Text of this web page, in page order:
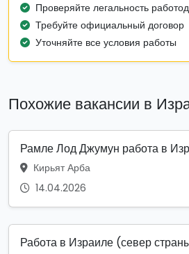
Проверяйте легальность
Требуйте официальный договор
Уточняйте все условия работы
Похожие вакансии в
Рамле Лод Джумун работа в
Кирьят Арба
14.04.2026
Работа в Израиле (север